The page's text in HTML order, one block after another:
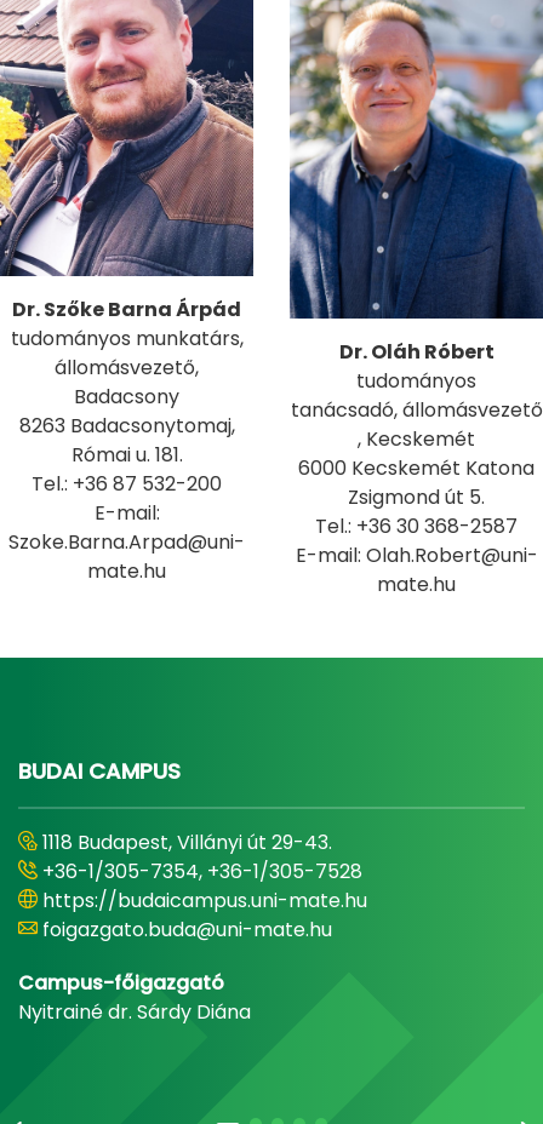
Dr. Szőke Barna Árpád
tudományos munkatárs,
állomásvezető,
Badacsony
8263 Badacsonytomaj,
Római u. 181.
Tel.: +36 87 532-200
E-mail:
Szoke.Barna.Arpad@uni-
mate.hu
Dr. Oláh Róbert
tudományos
tanácsadó, állomásvezető
, Kecskemét
6000 Kecskemét Katona
Zsigmond út 5.
Tel.: +36 30 368-2587
E-mail: Olah.Robert@uni-
mate.hu
BUDAI CAMPUS
1118 Budapest, Villányi út 29-43.
+36-1/305-7354, +36-1/305-7528
https://budaicampus.uni-mate.hu
foigazgato.buda@uni-mate.hu
Campus-főigazgató
Nyitrainé dr. Sárdy Diána